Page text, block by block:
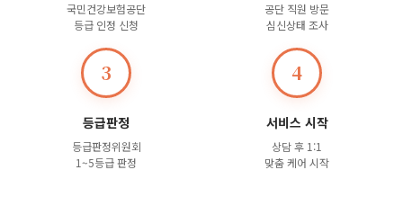
국민건강보험공단
등급 인정 신청
공단 직원 방문
심신상태 조사
3
등급판정
등급판정위원회
1~5등급 판정
4
서비스 시작
상담 후 1:1
맞춤 케어 시작